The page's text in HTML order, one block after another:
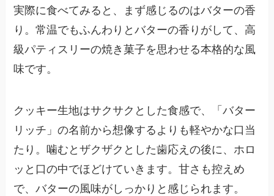
実際に食べてみると、まず感じるのはバターの香
り。常温でもふんわりとバターの香りがして、高
級パティスリーの焼き菓子を思わせる本格的な風
味です。
クッキー生地はサクサクとした食感で、「バター
リッチ」の名前から想像するよりも軽やかな口当
たり。噛むとザクザクとした歯応えの後に、ホロ
ッと口の中でほどけていきます。甘さも控えめ
で、バターの風味がしっかりと感じられます。